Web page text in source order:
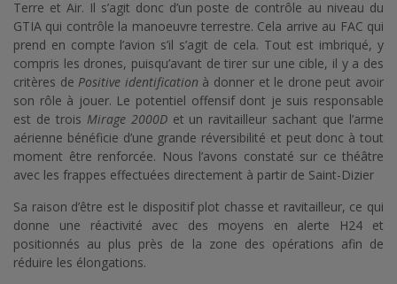
Terre et Air. Il s’agit donc d’un poste de contrôle au niveau du
GTIA qui contrôle la manoeuvre terrestre. Cela arrive au FAC qui
prend en compte l’avion s’il s’agit de cela. Tout est imbriqué, y
compris les drones, puisqu’avant de tirer sur une cible, il y a des
critères de Positive identification à donner et le drone peut avoir
son rôle à jouer. Le potentiel offensif dont je suis responsable
est de trois Mirage 2000Det un ravitailleur sachant que l’arme
aérienne bénéficie d’une grande réversibilité et peut donc à tout
moment être renforcée. Nous l’avons constaté sur ce théâtre
avec les frappes effectuées directement à partir de Saint-Dizier
Sa raison d’être est le dispositif plot chasse et ravitailleur, ce qui
donne une réactivité avec des moyens en alerte H24 et
positionnés au plus près de la zone des opérations afin de
réduire les élongations.